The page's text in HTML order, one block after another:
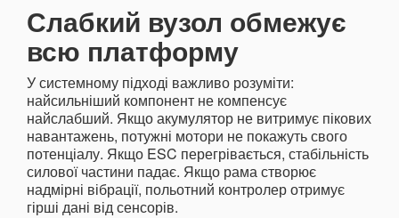
Слабкий вузол обмежує
всю платформу
У системному підході важливо розуміти:
найсильніший компонент не компенсує
найслабший. Якщо акумулятор не витримує пікових
навантажень, потужні мотори не покажуть свого
потенціалу. Якщо ESC перегрівається, стабільність
силової частини падає. Якщо рама створює
надмірні вібрації, польотний контролер отримує
гірші дані від сенсорів.